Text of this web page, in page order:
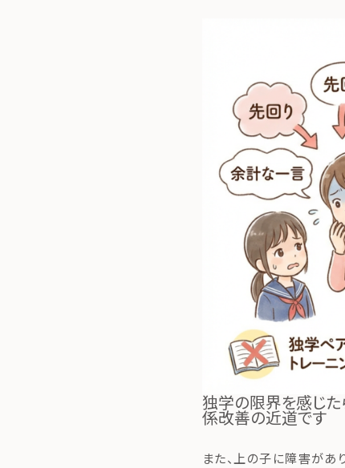
独学の限界を感じた
係改善の近道です
また、上の子に障害があ